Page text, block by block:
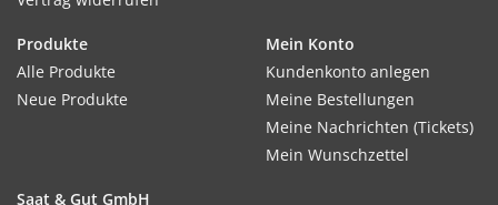
Produkte
Alle Produkte
Neue Produkte
Mein Konto
Kundenkonto anlegen
Meine Bestellungen
Meine Nachrichten (Tickets)
Mein Wunschzettel
Saat & Gut GmbH